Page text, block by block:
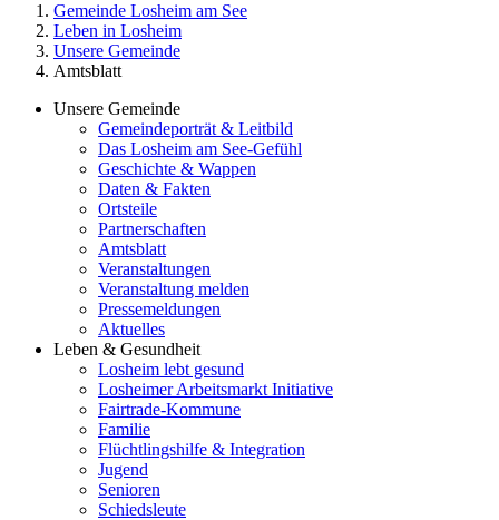
Gemeinde Losheim am See
Leben in Losheim
Unsere Gemeinde
Amtsblatt
Unsere Gemeinde
Gemeindeporträt & Leitbild
Das Losheim am See-Gefühl
Geschichte & Wappen
Daten & Fakten
Ortsteile
Partnerschaften
Amtsblatt
Veranstaltungen
Veranstaltung melden
Pressemeldungen
Aktuelles
Leben & Gesundheit
Losheim lebt gesund
Losheimer Arbeitsmarkt Initiative
Fairtrade-Kommune
Familie
Flüchtlingshilfe & Integration
Jugend
Senioren
Schiedsleute